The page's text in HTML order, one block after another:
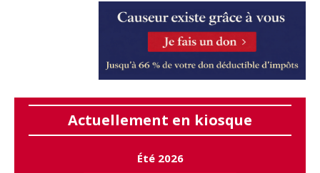
Actuellement en kiosque
Été 2026